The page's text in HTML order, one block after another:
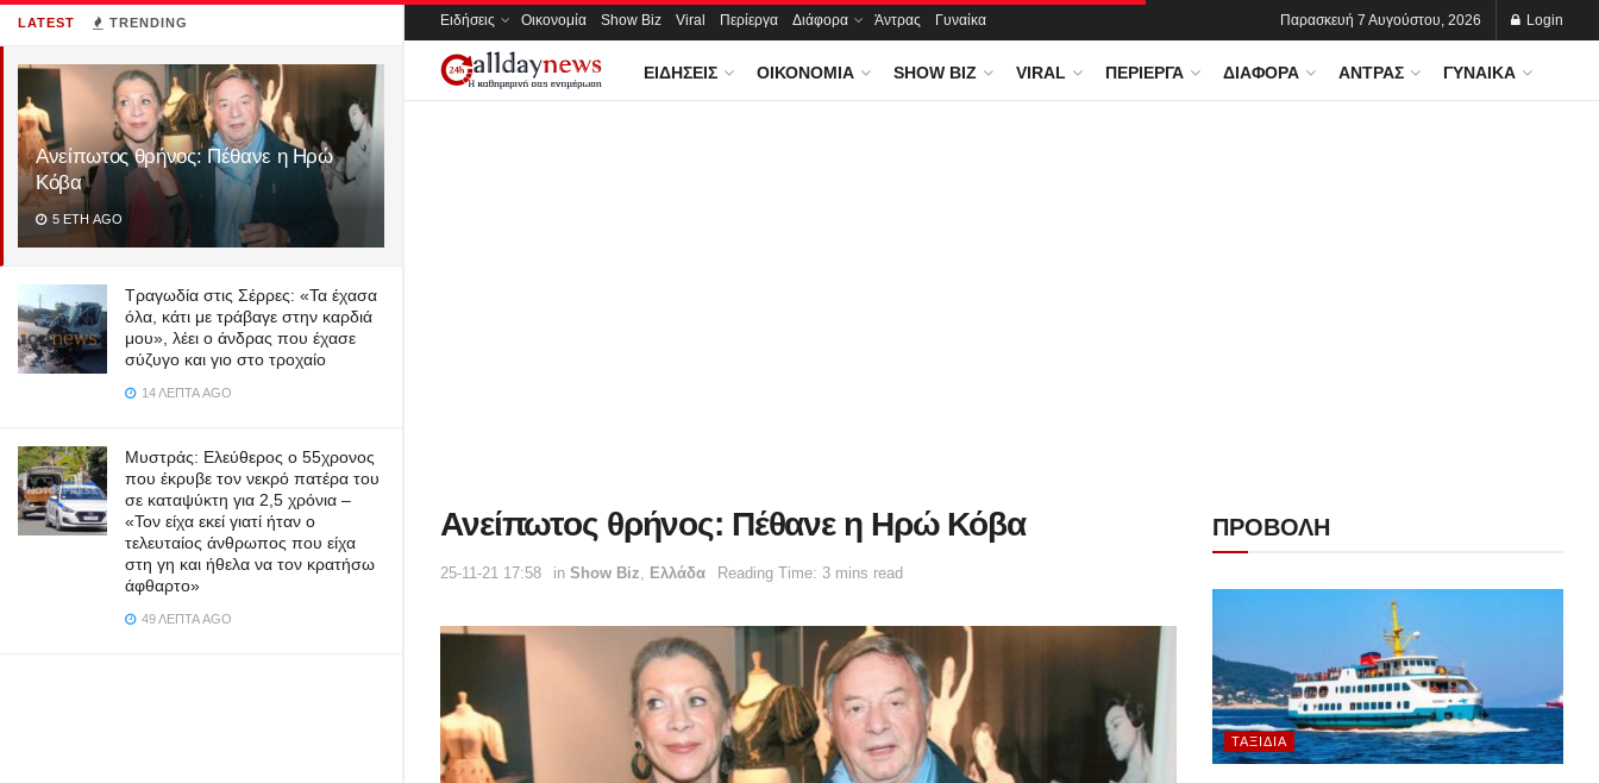
LATEST TRENDING
Ανείπωτος θρήνος: Πέθανε η Ηρώ
Κόβα
5 ΈΤΗ AGO
Τραγωδία στις Σέρρες: «Τα έχασα
όλα, κάτι με τράβαγε στην καρδιά
μου», λέει ο άνδρας που έχασε
σύζυγο και γιο στο τροχαίο
14 ΛΕΠΤΆ AGO
Μυστράς: Ελεύθερος ο 55χρονος
που έκρυβε τον νεκρό πατέρα του
σε καταψύκτη για 2,5 χρόνια –
«Τον είχα εκεί γιατί ήταν ο
τελευταίος άνθρωπος που είχα
στη γη και ήθελα να τον κρατήσω
άφθαρτο»
49 ΛΕΠΤΆ AGO
Ειδήσεις Οικονομία Show Biz Viral Περίεργα Διάφορα Άντρας Γυναίκα Παρασκευή 7 Αυγούστου, 2026 Login
ΕΙΔΉΣΕΙΣ ΟΙΚΟΝΟΜΊΑ SHOW BIZ VIRAL ΠΕΡΊΕΡΓΑ ΔΙΆΦΟΡΑ ΆΝΤΡΑΣ ΓΥΝΑΊΚΑ
Ανείπωτος θρήνος: Πέθανε η Ηρώ Κόβα
25-11-21 17:58 in Show Biz, Ελλάδα Reading Time: 3 mins read
ΠΡΟΒΟΛΗ
ΤΑΞΊΔΙΑ